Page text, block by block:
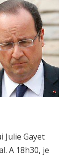
Julie Gayet
A 18h30, je